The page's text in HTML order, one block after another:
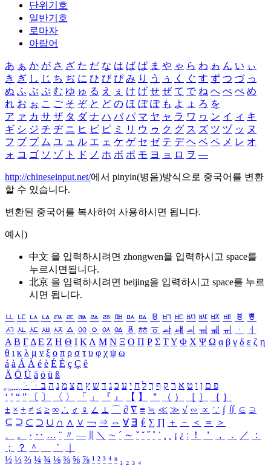
단위기호
일반기호
로마자
아랍어
あ ぁ か が さ ざ た だ な は ば ぱ ま や ゃ ら わ ゎ ん い ぃ
き ぎ し じ ち ぢ に ひ び ぴ み り う ぅ く ぐ す ず つ づ っ
ぬ ふ ぶ ぷ む ゆ ゅ る え ぇ け げ せ ぜ て で ね へ べ ぺ め
れ お ぉ こ ご そ ぞ と ど の ほ ぼ ぽ も よ ょ ろ を
ア ァ カ サ ザ タ ダ ナ ハ バ パ マ ヤ ャ ラ ワ ヮ ン イ ィ キ
ギ シ ジ チ ヂ ニ ヒ ビ ピ ミ リ ウ ゥ ク グ ス ズ ツ ヅ ッ ヌ
フ ブ プ ム ユ ュ ル エ ェ ケ ゲ セ ゼ テ デ ヘ ベ ペ メ レ オ
ォ コ ゴ ソ ゾ ト ド ノ ホ ボ ポ モ ヨ ョ ロ ヲ ―
http://chineseinput.net/에서 pinyin(병음)방식으로 중국어를 변환
할 수 있습니다.
변환된 중국어를 복사하여 사용하시면 됩니다.
예시)
中文 을 입력하시려면 zhongwen을 입력하시고 space를
누르시면됩니다.
北京 을 입력하시려면 beijing을 입력하시고 space를 누르
시면 됩니다.
ㅥ ㅦ ㅧ ㅨ ㅩ ㅪ ㅫ ㅬ ㅭ ㅮ ㅯ ㅰ ㅱ ㅲ ㅳ ㅴ ㅵ ㅶ ㅷ ㅸ
ㅹ
ㅺ ㅻ ㅼ ㅽ ㅾ ㅿ ㆀ ㆁ ㆂ ㆃ ㆄ ㆅ ㆆ ㆇ ㆈ ㆉ ㆊ ㆋ ㆌ ㆍ
ㆎ
Α Β ΓΔ Ε Ζ Η Θ Ι ΚΛ Μ Ν Ξ Ο Π Ρ Σ ΤΥ Φ Χ Ψ Ω α β γ δ ε ζ η
θ ι κ λ μ ν ξ ο π ρ σ τ υ φ χ ψ ω
á à Á À é è É È ç Ç ê
Ä Ö Ü ä ö ü ß
ִֶֹ ֻּ ׁׂ פ ם ן ו ט א ר ק ף ך ל ח י ע כ ג ד ש ץ ת צ מ נ ה ב
‘ ’ “ ” 〔 〕 〈 〉 「 」 『 』 【 】 ＂ （ ） ［ ］ ｛ ｝
± × ÷ ≠ ≤ ≥ ∞ ∴ ♂ ♀ ∠ ⊥ ⌒ ∂ ∇ ≡ ≒ ≪ ≫ √ ∽ ∝ ∵ ∫ ∬ ∈ ∋
⊆ ⊇ ⊂ ⊃ ∪ ∩ ∧ ∨ ￢ ⇒ ⇔ ∀ ∃ ∮ ∑ ∏ ＋ － ＜ ＝
＞
、
。 · ‥ … ¨ 〃 ― ＼ ∼ ´ ～ ˇ ˘ ˝ ˚ ˙ ¸ ¡ ¿ ː ！ ＇ ， ． ／
：
；
？ ＾ ｀
½ ⅓ ⅔ ¼ ¾ ⅛ ⅜ ⅝ ⅞ ¹ ² ³ ⁴ ⁿ ₁ ₂ ₃ ₄